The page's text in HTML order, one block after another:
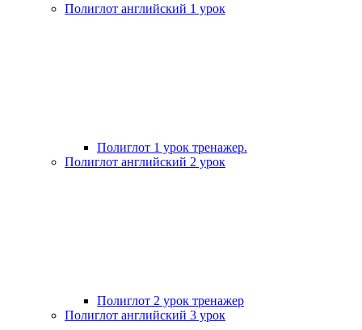
Полиглот английский 1 урок
Полиглот 1 урок тренажер.
Полиглот английский 2 урок
Полиглот 2 урок тренажер
Полиглот английский 3 урок